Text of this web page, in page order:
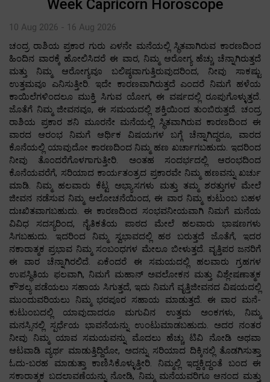
Week Capricorn Horoscope
10 Aug 2026 - 16 Aug 2026
ಚಂದ್ರ ರಾಶಿಯ ಪ್ರಕಾರ ಗುರು ಏಳನೇ ಮನೆಯಲ್ಲಿ ಸ್ಥಿತವಾಗಿರುವ ಕಾರಣದಿಂದ
ಹಿಂದಿನ ವಾರಕ್ಕೆ ಹೋಲಿಸಿದರೆ ಈ ವಾರ, ನಿಮ್ಮ ಆರೋಗ್ಯ ಹೆಚ್ಚು ಚೆನ್ನಾಗಿರುತ್ತದೆ
ಮತ್ತು ನಿಮ್ಮ ಆರೋಗ್ಯವೂ ಬಲಿಷ್ಠವಾಗುತ್ತಿರುವುದರಿಂದ, ನೀವು ಸಾಕಷ್ಟು
ಉತ್ತಮವೂ ಎನಿಸುತ್ತೀರಿ. ಇದೇ ಕಾರಣವಾಗಿರುತ್ತದೆ ಎಂದರೆ ನಿಮಗೆ ಹಳೆಯ
ಕಾಯಿಲೆಗಳಿಂದಲೂ ಮುಕ್ತಿ ಸಿಗುವ ಯೋಗ, ಈ ವರ್ಷದಲ್ಲಿ ರೂಪುಗೊಳ್ಳುತ್ತದೆ.
ಜೊತೆಗೆ ನಿಮ್ಮ ಜೀವನವೂ, ಈ ಸಮಯದಲ್ಲಿ ಶಕ್ತಿಯಿಂದ ತುಂಬಿರುತ್ತದೆ. ಚಂದ್ರ
ರಾಶಿಯ ಪ್ರಕಾರ ಶನಿ ಮೂರನೇ ಮನೆಯಲ್ಲಿ ಸ್ಥಿತವಾಗಿರುವ ಕಾರಣದಿಂದ ಈ
ವಾರದ ಆರಂಭ ನಿಮಗೆ ಆರ್ಥಿಕ ವಿಷಯಗಳ ಬಗ್ಗೆ ಚೆನ್ನಾಗಿದ್ದರೂ, ವಾರದ
ಕೊನೆಯಲ್ಲಿ ಯಾವುದೋ ಕಾರಣದಿಂದ ನಿಮ್ಮ ಹಣ ಖರ್ಚಾಗಬಹುದು. ಇದರಿಂದ
ನೀವು ತೊಂದರೆಗೊಳಗಾಗುತ್ತೀರಿ. ಅಂತಹ ಸಂದರ್ಭದಲ್ಲಿ ಆರಂಭದಿಂದ
ಕೊನೆಯವರೆಗೆ, ಸರಿಯಾದ ಕಾರ್ಯತಂತ್ರದ ಪ್ರಕಾರವೇ ನಿಮ್ಮ ಹಣವನ್ನು ಖರ್ಚು
ಮಾಡಿ. ನಿಮ್ಮ ಹಲವಾರು ಕೆಟ್ಟ ಅಭ್ಯಾಸಗಳು ಮತ್ತು ತಮ್ಮ ಶರತ್ತುಗಳ ಮೇಲೆ
ಜೀವನ ನಡೆಸುವ ನಿಮ್ಮ ಆಲೋಚನೆಯಿಂದ, ಈ ವಾರ ನಿಮ್ಮ ಕುಟುಂಬ ಬಹಳ
ದುಃಖಿತವಾಗಬಹುದು. ಈ ಕಾರಣದಿಂದ ಸಂಭವನೀಯವಾಗಿ ನಿಮಗೆ ಮನೆಯ
ವಿವಿಧ ಸದಸ್ಯರಿಂದ, ನೈತಿಕತೆಯ ಪಾಠದ ಮೇಲೆ ಹಲವಾರು ಭಾಷಣಗಳು
ಸಿಗಬಹುದು. ಇದರಿಂದ ನಿಮ್ಮ ಸ್ವಭಾವದಲ್ಲಿ ಹಠ ಬರುತ್ತದೆ ಜೊತೆಗೆ, ಇದರ
ನಕಾರಾತ್ಮಕ ಪ್ರಭಾವ ನಿಮ್ಮ ಸಂಬಂಧಗಳ ಮೇಲೂ ಬೀಳುತ್ತದೆ. ವೃತ್ತಿಪರ ಜನರಿಗೆ
ಈ ವಾರ ಚೆನ್ನಾಗಿರಲಿದೆ. ಏಕೆಂದರೆ ಈ ಸಮಯದಲ್ಲಿ ಹಲವಾರು ಗ್ರಹಗಳ
ಉಪಸ್ಥಿತಿಯ ಫಲವಾಗಿ, ನಿಮಗೆ ಮಹಾನ್ ಅವಲೋಕನ ಮತ್ತು ವಿಶ್ಲೇಷಣಾತ್ಮಕ
ಕೌಶಲ್ಯ ಪಡೆಯಲು ಸಹಾಯ ಸಿಗುತ್ತದೆ, ಇದು ನಿಮಗೆ ವೃತ್ತಿಜೀವನದ ವಿಷಯದಲ್ಲಿ
ಮುಂದುವರಿಯಲು ನಿಮ್ಮ ಭರಪೂರ ಸಹಾಯ ಮಾಡುತ್ತದೆ. ಈ ವಾರ ಮನೆ-
ಕುಟುಂಬದಲ್ಲಿ ಯಾವುದಾದರೂ ಮಗುವಿನ ಉತ್ತಮ ಅಂಕಗಳು, ನಿಮ್ಮ
ಮನಸ್ಸಿನಲ್ಲಿ ಸ್ಪರ್ಧೆಯ ಭಾವನೆಯನ್ನು ಉಂಟುಮಾಡಬಹುದು. ಅದರ ನಂತರ
ನೀವು ನಿಮ್ಮ ಯಾವ ಸಮಯವನ್ನು ಮೊದಲು ಹೆಚ್ಚು ಟಿವಿ ನೋಡಿ ಅಥವಾ
ಆಟವಾಡಿ ವ್ಯರ್ಥ ಮಾಡುತ್ತಿದ್ದಿರೋ, ಅದನ್ನು ಸರಿಯಾದ ದಿಕ್ಕಿನಲ್ಲಿ ತೊಡಗಿಸುತ್ತಾ
ಓದು-ಬರಹ ಮಾಡುತ್ತಾ ಕಾಣಿಸಿಕೊಳ್ಳುತ್ತೀರಿ. ನಿಮ್ಮಲ್ಲಿ ಇದ್ದಕ್ಕಿದ್ದಂತೆ ಬಂದ ಈ
ಸಕಾರಾತ್ಮಕ ಬದಲಾವಣೆಯನ್ನು ನೋಡಿ, ನಿಮ್ಮ ಮನೆಯವರಿಗೂ ಆನಂದ ಮತ್ತು